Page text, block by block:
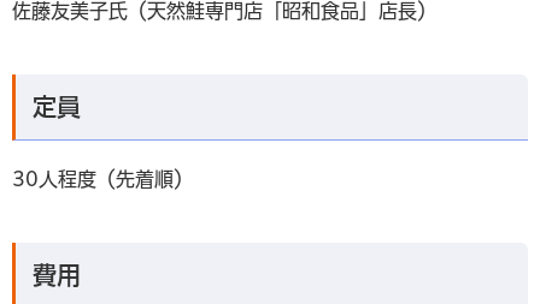
佐藤友美子氏（天然鮭専門店「昭和食品」店長）
定員
30人程度（先着順）
費用